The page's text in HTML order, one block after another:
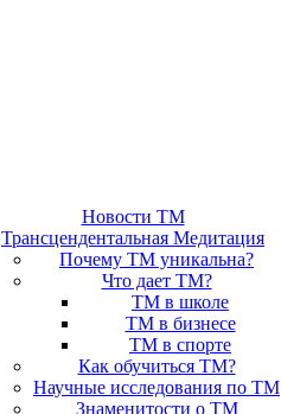
Новости ТМ
Трансцендентальная Медитация
Почему ТМ уникальна?
Что дает ТМ?
ТМ в школе
ТМ в бизнесе
ТМ в спорте
Как обучиться ТМ?
Научные исследования по ТМ
Знаменитости о ТМ